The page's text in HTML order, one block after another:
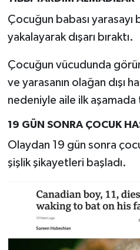
Çocuğun babası yarasayı
yakalayarak dışarı bıraktı.
Çocuğun vücudunda
ve yarasanın olağan dışı
nedeniyle aile ilk aşamada
19 GÜN SONRA ÇOCUK
Olaydan 19 gün sonra
şişlik şikayetleri başladı.